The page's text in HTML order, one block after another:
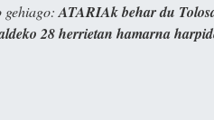
gehiago: ATARIAk behar du
28 herrietan hamarna